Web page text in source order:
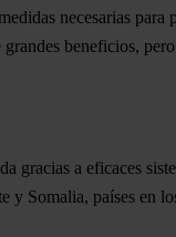
necesarias
beneficios,
gracias a eficaces
y Somalia, países en